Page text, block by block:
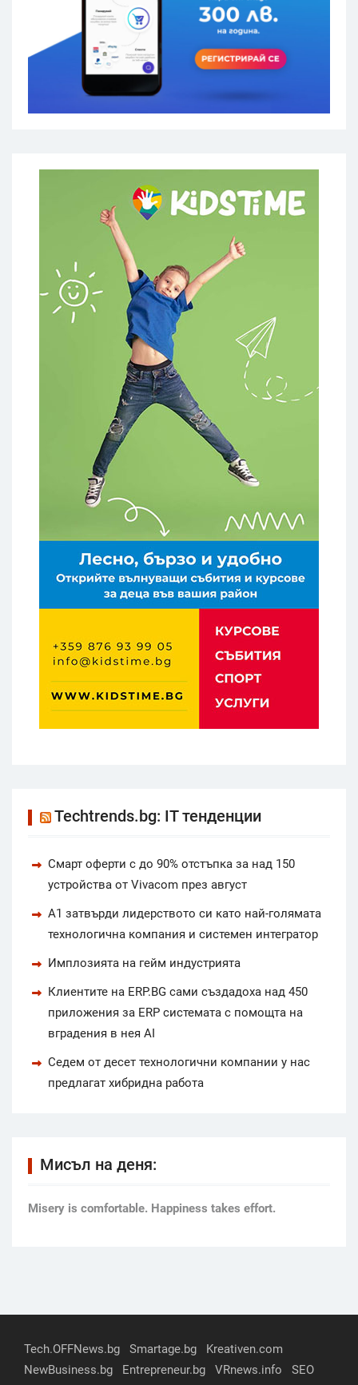
Techtrends.bg: IT тенденции
Смарт оферти с до 90% отстъпка за над 150
устройства от Vivacom през август
А1 затвърди лидерството си като най-голямата
технологична компания и системен интегратор
Имплозията на гейм индустрията
Клиентите на ERP.BG сами създадоха над 450
приложения за ERP системата с помощта на
вградения в нея AI
Седем от десет технологични компании у нас
предлагат хибридна работа
Мисъл на деня:
Мisery is comfortable. Happiness takes effort.
Tech.OFFNews.bg Smartage.bg
Kreativen.com
NewBusiness.bg
Entrepreneur.bg VRnews.info
SEO